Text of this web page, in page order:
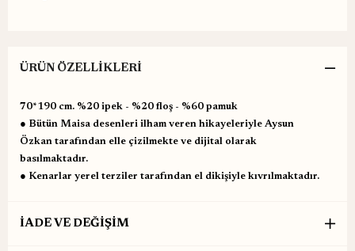
ÜRÜN ÖZELLIKLERI
70*190 cm. %20 ipek - %20 floş - %60 pamuk
● Bütün Maisa desenleri ilham veren hikayeleriyle Aysun
Özkan tarafından elle çizilmekte ve dijital olarak
basılmaktadır.
● Kenarlar yerel terziler tarafından el dikişiyle kıvrılmaktadır.
İADE VE DEĞİŞİM